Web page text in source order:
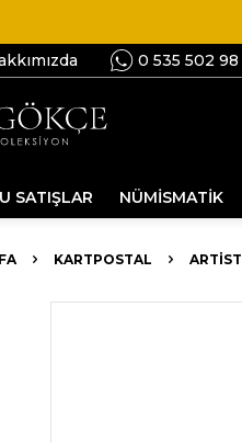
0 535 502 98
SATIŞLAR NÜMİSMATİK
KARTPOSTAL